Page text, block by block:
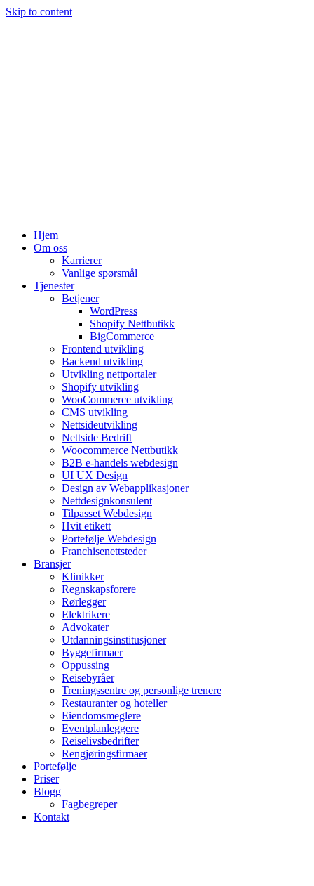
Skip to content
Hjem
Om oss
Karrierer
Vanlige spørsmål
Tjenester
Betjener
WordPress
Shopify Nettbutikk
BigCommerce
Frontend utvikling
Backend utvikling
Utvikling nettportaler
Shopify utvikling
WooCommerce utvikling
CMS utvikling
Nettsideutvikling
Nettside Bedrift
Woocommerce Nettbutikk
B2B e-handels webdesign
UI UX Design
Design av Webapplikasjoner
Nettdesignkonsulent
Tilpasset Webdesign
Hvit etikett
Portefølje Webdesign
Franchisenettsteder
Bransjer
Klinikker
Regnskapsforere
Rørlegger
Elektrikere
Advokater
Utdanningsinstitusjoner
Byggefirmaer
Oppussing
Reisebyråer
Treningssentre og personlige trenere
Restauranter og hoteller
Eiendomsmeglere
Eventplanleggere
Reiselivsbedrifter
Rengjøringsfirmaer
Portefølje
Priser
Blogg
Fagbegreper
Kontakt